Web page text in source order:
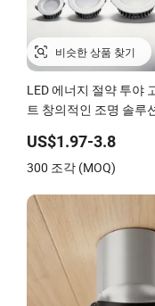
LED 에너지 절약 투야
트 창의적인 조명 솔루
US$1.97-3.8
300 조각 (MOQ)